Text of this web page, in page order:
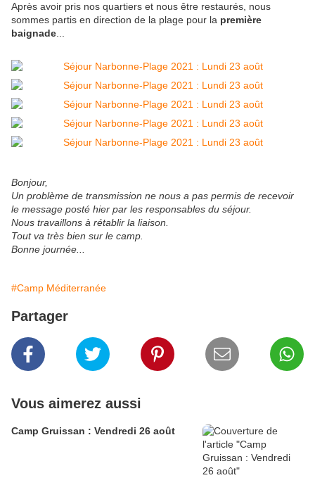
Après avoir pris nos quartiers et nous être restaurés, nous
sommes partis en direction de la plage pour la première
baignade
Bonjour,
Un problème de transmission ne nous a pas permis de recevoir
le message posté hier par les responsables du séjour.
Nous travaillons à rétablir la liaison.
Tout va très bien sur le camp.
Bonne journée...
#Camp Méditerranée
Partager
Vous aimerez aussi
Camp Gruissan : Vendredi 26 août